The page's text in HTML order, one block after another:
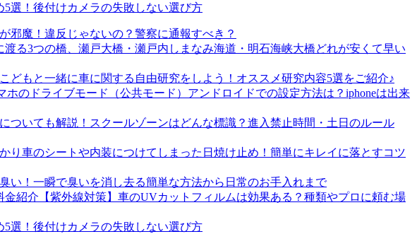
選！後付けカメラの失敗しない選び方
邪魔！違反じゃないの？警察に通報すべき？
渡る3つの橋、瀬戸大橋・瀬戸内しまなみ海道・明石海峡大橋どれが安くて早い
どもと一緒に車に関する自由研究をしよう！オススメ研究内容5選をご紹介♪
ホのドライブモード（公共モード）アンドロイドでの設定方法は？iphoneは出来
スクールゾーンはどんな標識？進入禁止時間・土日のルール
り車のシートや内装につけてしまった日焼け止め！簡単にキレイに落とすコツ
い！一瞬で臭いを消し去る簡単な方法から日常のお手入れまで
【紫外線対策】車のUVカットフィルムは効果ある？種類やプロに頼む場
選！後付けカメラの失敗しない選び方